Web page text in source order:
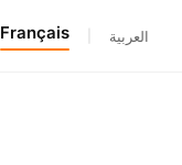
Français العربية